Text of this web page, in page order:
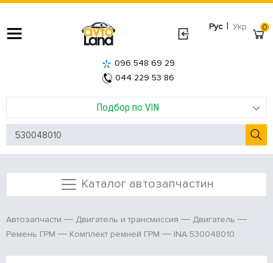
Рус | Укр
Подбор по VIN
096 548 69 29
044 229 53 86
0
Каталог автозапчастин
Автозапчасти Двигатель и трансмиссия
Двигатель
Ремень ГРМ
Комплект ремней ГРМ INA 530048010